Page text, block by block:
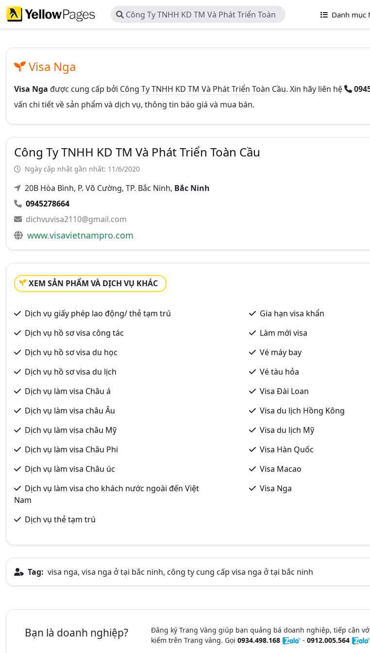
Công Ty TNHH KD TM Và Phát Triển Toàn
Cầu
Danh mục
Visa Nga
Visa Nga được cung cấp bởi Công Ty TNHH KD TM Và Phát Triển Toàn Cầu. Xin hãy liên hệ
vấn chi tiết về sản phẩm và dịch vụ, thông tin báo giá và mua bán.
Công Ty TNHH KD TM Và Phát Triển Toàn Cầu
Ngày cập nhật gần nhất: 11/6/2020
20B Hòa Bình, P. Võ Cường, TP. Bắc Ninh, Bắc Ninh
0945278664
dichvuvisa2110@gmail.com
www.visavietnampro.com
XEM SẢN PHẨM VÀ DỊCH VỤ KHÁC
Dịch vụ giấy phép lao động/ thẻ tạm trú
Dịch vụ hồ sơ visa công tác
Dịch vụ hồ sơ visa du học
Dịch vụ hồ sơ visa du lịch
Dịch vụ làm visa Châu á
Dịch vụ làm visa châu Âu
Dịch vụ làm visa châu Mỹ
Dịch vụ làm visa Châu Phi
Dịch vụ làm visa Châu úc
Dịch vụ làm visa cho khách nước ngoài đến Việt
Nam
Dịch vụ thẻ tạm trú
Gia hạn visa khẩn
Làm mới visa
Vé máy bay
Vé tàu hỏa
Visa Đài Loan
Visa du lịch Hồng Kông
Visa du lịch Mỹ
Visa Hàn Quốc
Visa Macao
Visa Nga
Tag: visa nga, visa nga ở tại bắc ninh, công ty cung cấp visa nga ở tại bắc ninh
Bạn là doanh nghiệp?
Đăng ký Trang Vàng giúp bạn quảng bá doanh nghiệp, tiếp cận
kiếm trên Trang vàng. Gọi 0934.498.168 - 0912.005.564